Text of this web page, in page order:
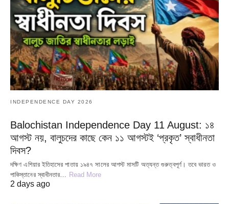
INDEPENDENCE DAY 2026
Balochistan Independence Day 11 August: ১৪
আগস্ট নয়, বালুচদের কাছে কেন ১১ আগস্টই ‘প্রকৃত’ স্বাধীনতা
দিবস?
দক্ষিণ এশিয়ার ইতিহাসের পাতায় ১৯৪৭ সালের আগস্ট মাসটি অত্যন্ত গুরুত্বপূর্ণ। তবে ভারত ও
পাকিস্তানের স্বাধীনতার… Read More
2 days ago